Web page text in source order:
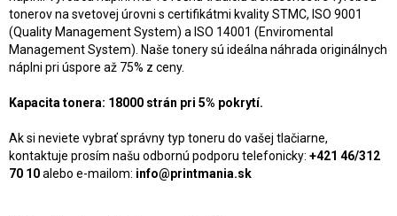
tonerov na svetovej úrovni s certifikátmi kvality STMC, ISO 9001
(Quality Management System) a ISO 14001 (Enviromental
Management System). Naše tonery sú ideálna náhrada originálnych
náplni pri úspore až 75% z ceny.
Kapacita tonera: 18000 strán pri 5% pokrytí.
Ak si neviete vybrať správny typ toneru do vašej tlačiarne,
kontaktuje prosím našu odbornú podporu telefonicky: +421 46/312
70 10alebo e-mailom: info@printmania.sk